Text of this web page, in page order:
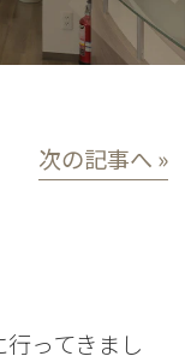
次の記事へ »
ってきまし